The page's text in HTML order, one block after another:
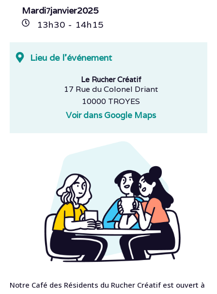
Mardi7janvier2025
13h30 - 14h 15
Lieu de l'événement
Le Rucher Créatif
17 Rue du Colonel Driant
10000 TROYES
Voir dans Google Maps
Notre Café des Résidents du Rucher Créatif est ouvert à